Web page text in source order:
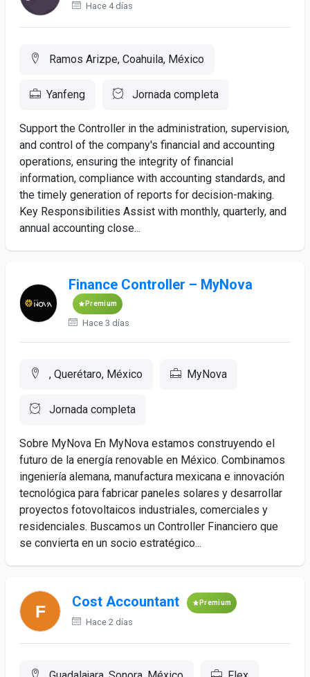
Hace 4 días
Ramos Arizpe, Coahuila, México
Yanfeng Jornada completa
Support the Controller in the administration, supervision,
and control of the company's financial and accounting
operations, ensuring the integrity of financial
information, compliance with accounting standards, and
the timely generation of reports for decision-making.
Key Responsibilities Assist with monthly, quarterly, and
annual accounting close...
Finance Controller – MyNova
Premium
Hace 3 días
, Querétaro, México MyNova
Jornada completa
Sobre MyNova En MyNova estamos construyendo el
futuro de la energía renovable en México. Combinamos
ingeniería alemana, manufactura mexicana e innovación
tecnológica para fabricar paneles solares y desarrollar
proyectos fotovoltaicos industriales, comerciales y
residenciales. Buscamos un Controller Financiero que
se convierta en un socio estratégico...
Cost Accountant Premium
Hace 2 días